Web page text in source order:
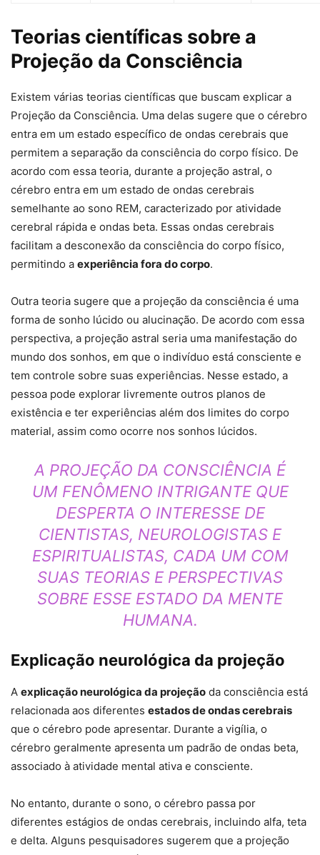
Teorias científicas sobre a
Projeção da Consciência
Existem várias teorias científicas que buscam explicar a
Projeção da Consciência. Uma delas sugere que o cérebro
entra em um estado específico de ondas cerebrais que
permitem a separação da consciência do corpo físico. De
acordo com essa teoria, durante a projeção astral, o
cérebro entra em um estado de ondas cerebrais
semelhante ao sono REM, caracterizado por atividade
cerebral rápida e ondas beta. Essas ondas cerebrais
facilitam a desconexão da consciência do corpo físico,
permitindo a experiência fora do corpo.
Outra teoria sugere que a projeção da consciência é uma
forma de sonho lúcido ou alucinação. De acordo com essa
perspectiva, a projeção astral seria uma manifestação do
mundo dos sonhos, em que o indivíduo está consciente e
tem controle sobre suas experiências. Nesse estado, a
pessoa pode explorar livremente outros planos de
existência e ter experiências além dos limites do corpo
material, assim como ocorre nos sonhos lúcidos.
A PROJEÇÃO DA CONSCIÊNCIA É
UM FENÔMENO INTRIGANTE QUE
DESPERTA O INTERESSE DE
CIENTISTAS, NEUROLOGISTAS E
ESPIRITUALISTAS, CADA UM COM
SUAS TEORIAS E PERSPECTIVAS
SOBRE ESSE ESTADO DA MENTE
HUMANA.
Explicação neurológica da projeção
A explicação neurológica da projeção da consciência está
relacionada aos diferentes estados de ondas cerebrais
que o cérebro pode apresentar. Durante a vigília, o
cérebro geralmente apresenta um padrão de ondas beta,
associado à atividade mental ativa e consciente.
No entanto, durante o sono, o cérebro passa por
diferentes estágios de ondas cerebrais, incluindo alfa, teta
e delta. Alguns pesquisadores sugerem que a projeção